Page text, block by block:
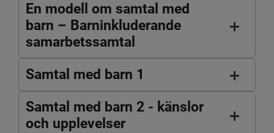
En modell om samtal med
barn – Barninkluderande
samarbetssamtal
Samtal med barn 1
Samtal med barn 2 - känslor
och upplevelser